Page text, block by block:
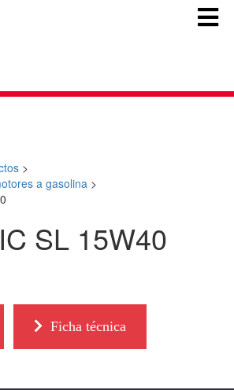
>
a gasolina >
SL 15W40
Ficha técnica